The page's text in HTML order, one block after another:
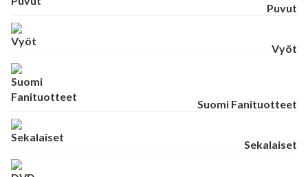
Puvut
Vyöt
Suomi Fanituotteet
Sekalaiset